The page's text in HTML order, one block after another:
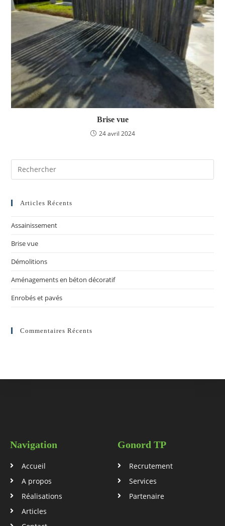
Brise vue
24 avril 2024
Articles Récents
Assainissement
Brise vue
Démolitions
Aménagements en béton décoratif
Enrobés et pavés
Commentaires Récents
Navigation
Accueil
A propos
Réalisations
Articles
Gonord TP
Recrutement
Services
Partenaire